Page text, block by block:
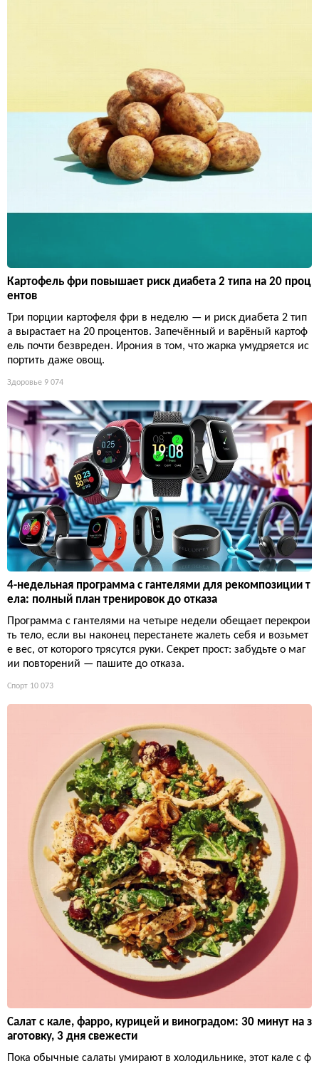
Картофель фри повышает риск диабета 2 типа на 20 проц
ентов
Три порции картофеля фри в неделю — и риск диабета 2 тип
а вырастает на 20 процентов. Запечённый и варёный картоф
ель почти безвреден. Ирония в том, что жарка умудряется ис
портить даже овощ.
Здоровье 9 074
4-недельная программа с гантелями для рекомпозиции т
ела: полный план тренировок до отказа
Программа с гантелями на четыре недели обещает перекрои
ть тело, если вы наконец перестанете жалеть себя и возьмет
е вес, от которого трясутся руки. Секрет прост: забудьте о маг
ии повторений — пашите до отказа.
Спорт 10 073
Салат с кале, фарро, курицей и виноградом: 30 минут на з
аготовку, 3 дня свежести
Пока обычные салаты умирают в холодильнике, этот кале с ф